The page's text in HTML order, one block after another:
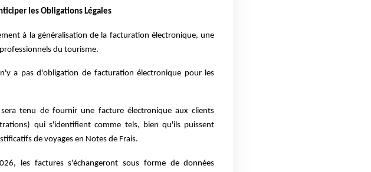
les Obligations Légales
à la généralisation de la facturation électronique, une
du tourisme.
a pas d'obligation de facturation électronique pour les
sera tenu de fournir une facture électronique aux clients
qui s'identifient comme tels, bien qu'ils puissent
de voyages en Notes de Frais.
les factures s'échangeront sous forme de données